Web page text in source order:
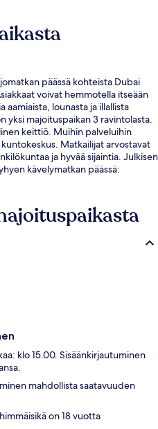
päässä kohteista Dubai
voivat hemmotella itseään
aamiaista, lounasta ja illallista
yksi majoituspaikan 3 ravintolasta.
keittiö. Muihin palveluihin
Matkailijat arvostavat
ja hyvää sijaintia. Julkisen
kävelymatkan päässä:
4 minuutin ja Emirates Towersin
klo 15.00. Sisäänkirjautuminen
mahdollista saatavuuden
on 18 vuotta